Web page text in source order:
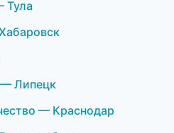
Тула
Липецк
— Краснодар